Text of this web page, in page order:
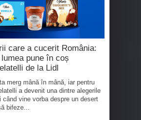
care a cucerit România:
pune în coș
de la Lidl
merg mână în mână, iar pentru
a devenit una dintre alegerile
când vine vorba despre un desert
bifeze...